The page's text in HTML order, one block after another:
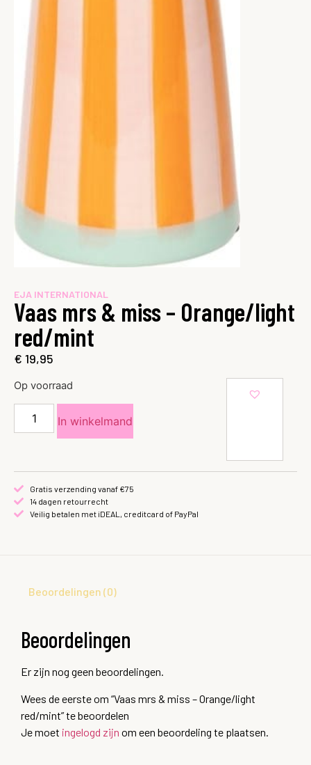
EJA INTERNATIONAL
Vaas mrs & miss – Orange/light
red/mint
€ 19,95
Op voorraad
In winkelmand
Gratis verzending vanaf €75
14 dagen retourrecht
Veilig betalen met iDEAL, creditcard of PayPal
Beoordelingen (0)
Beoordelingen
Er zijn nog geen beoordelingen.
Wees de eerste om “Vaas mrs & miss – Orange/light
red/mint” te beoordelen
Je moet ingelogd zijn om een beoordeling te plaatsen.